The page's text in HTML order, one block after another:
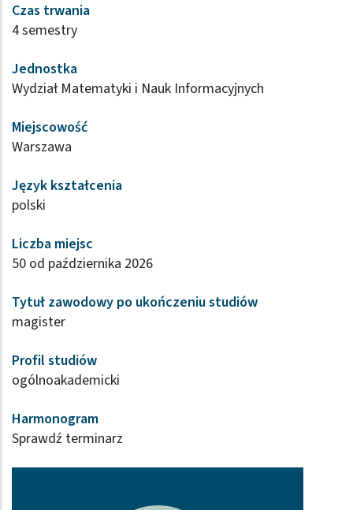
Czas trwania
4 semestry
Jednostka
Wydział Matematyki i Nauk Informacyjnych
Miejscowość
Warszawa
Język kształcenia
polski
Liczba miejsc
50 od października 2026
Tytuł zawodowy po ukończeniu studiów
magister
Profil studiów
ogólnoakademicki
Harmonogram
Sprawdź terminarz